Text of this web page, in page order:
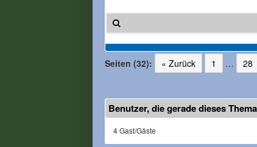
Seiten (32): « Zurück 1 … 28
Benutzer, die gerade dieses
4 Gast/Gäste